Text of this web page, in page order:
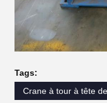
Tags:
Crane à tour à tête